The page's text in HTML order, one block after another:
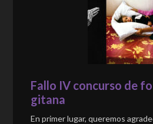
Fallo IV concurso de
gitana
En primer lugar, queremos